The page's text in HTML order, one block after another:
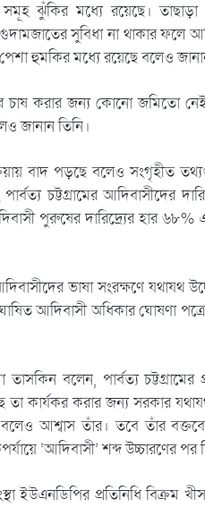
ঝুঁকির মধ্যে রয়েছে। তাছাড়া
সুবিধা না থাকার ফলে
হুমকির মধ্যে রয়েছে বলেও
চাষ করার জন্য কোনো জমিতো
জানান তিনি।
বাদ পড়ছে বলেও সংগৃহীত
চট্টগ্রামের আদিবাসীদের
পুরুষের দারিদ্র্যের হার ৬৮%
ভাষা সংরক্ষণে যথাযথ
আদিবাসী অধিকার ঘোষণা
তাসকিন বলেন, পার্বত্য
কার্যকর করার জন্য সরকার
আশ্বাস তাঁর। তবে তাঁর
‘আদিবাসী’ শব্দ উচ্চারণের
ইউএনডিপির প্রতিনিধি বিক্রম